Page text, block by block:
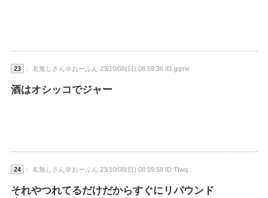
23 ： 名無しさん＠おーぷん 23/10/08(日) 08:59:36 ID:gqmv
酒はオシッコでジャー
24 ： 名無しさん＠おーぷん 23/10/08(日) 08:59:58 ID:TIwq
それやつれてるだけだからすぐにリバウンド